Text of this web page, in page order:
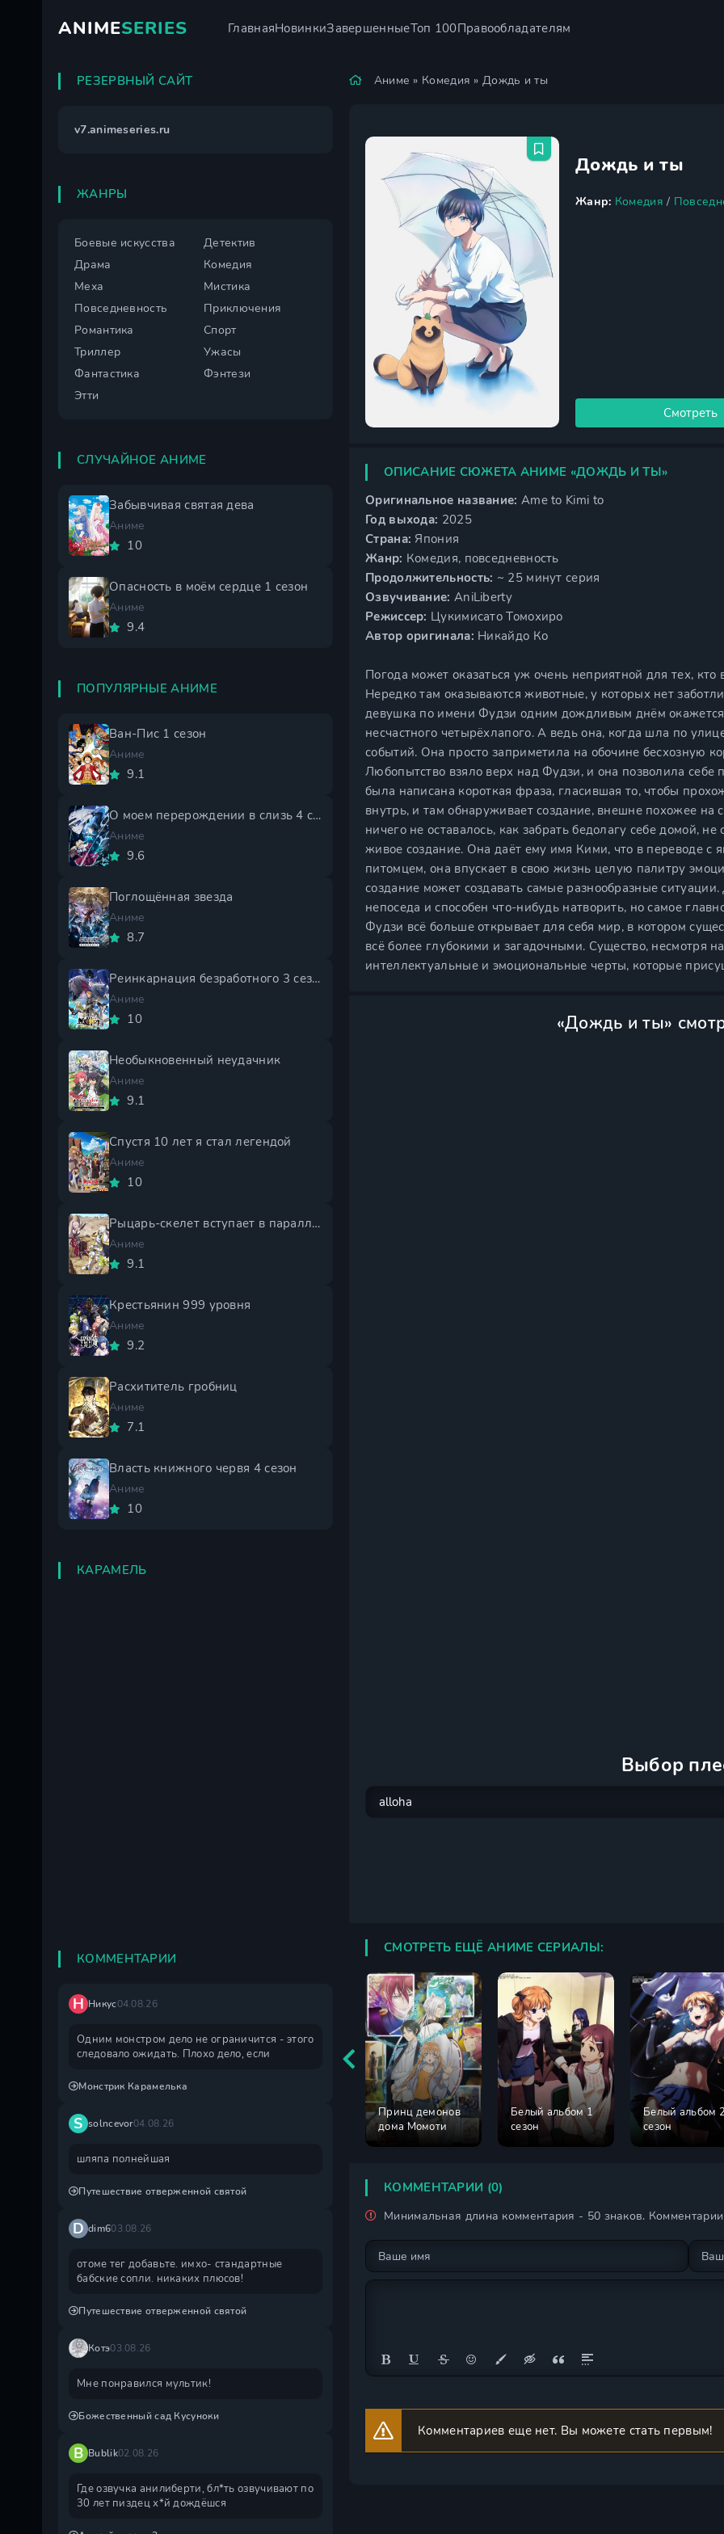
ANIMESERIES ГлавнаяНовинкиЗавершенныеТоп 100Правообладателям
Аниме » Комедия » Дождь и ты
Дождь и ты
Жанр: Комедия /
Смотреть
ОПИСАНИЕ СЮЖЕТА АНИМЕ «ДОЖДЬ И ТЫ»
Оригинальное название: Ame to Kimi to
Год выхода: 2025
Страна: Япония
Жанр: Комедия, повседневность
Продолжительность: ~ 25 минут серия
Озвучивание: AniLiberty
Режиссер: Цукимисато Томохиро
Автор оригинала: Никайдо Ко
Погода может оказаться уж очень неприятной для тех,
Нередко там оказываются животные, у которых нет
девушка по имени Фудзи одним дождливым днём
несчастного четырёхлапого. А ведь она, когда шла по
событий. Она просто заприметила на обочине бесхозную
Любопытство взяло верх над Фудзи, и она позволила себе
была написана короткая фраза, гласившая то, чтобы
внутрь, и там обнаруживает создание, внешне похожее на
ничего не оставалось, как забрать бедолагу себе домой,
живое создание. Она даёт ему имя Кими, что в переводе с
питомцем, она впускает в свою жизнь целую палитру
создание может создавать самые разнообразные
непоседа и способен что-нибудь натворить, но самое
Фудзи всё больше открывает для себя мир, в котором
всё более глубокими и загадочными. Существо, несмотря
интеллектуальные и эмоциональные черты, которые
«Дождь и ты»
Выбор
СМОТРЕТЬ ЕЩЁ АНИМЕ СЕРИАЛЫ:
Принц демонов
дома Момоти
Белый альбом 1
сезон
Белый альбом
сезон
КОММЕНТАРИИ (0)
Минимальная длина комментария - 50 знаков.
Комментариев еще нет. Вы можете стать первым!
РЕЗЕРВНЫЙ САЙТ
v7.animeseries.ru
ЖАНРЫ
Боевые искусства
Детектив
Драма
Комедия
Меха
Мистика
Повседневность
Приключения
Романтика
Спорт
Триллер
Ужасы
Фантастика
Фэнтези
Этти
СЛУЧАЙНОЕ АНИМЕ
Забывчивая святая дева
Аниме
10
Опасность в моём сердце 1 сезон
Аниме
9.4
ПОПУЛЯРНЫЕ АНИМЕ
Ван-Пис 1 сезон
Аниме
9.1
О моем перерождении в слизь 4 сезон
Аниме
9.6
Поглощённая звезда
Аниме
8.7
Реинкарнация безработного 3 сезон
Аниме
10
Необыкновенный неудачник
Аниме
9.1
Спустя 10 лет я стал легендой
Аниме
10
Рыцарь-скелет вступает в параллельный мир 2 сезон
Аниме
9.1
Крестьянин 999 уровня
Аниме
9.2
Расхититель гробниц
Аниме
7.1
Власть книжного червя 4 сезон
Аниме
10
КАРАМЕЛЬ
КОММЕНТАРИИ
Н Никус04.08.26
Одним монстром дело не ограничится - этого
следовало ожидать. Плохо дело, если
Монстрик Карамелька
S solncevor04.08.26
шляпа полнейшая
Путешествие отверженной святой
D dim603.08.26
отоме тег добавьте. имхо- стандартные
бабские сопли. никаких плюсов!
Путешествие отверженной святой
Котэ03.08.26
Мне понравился мультик!
Божественный сад Кусуноки
B Bublik02.08.26
Где озвучка анилиберти, бл*ть озвучивают по
30 лет пиздец х*й дождëшся